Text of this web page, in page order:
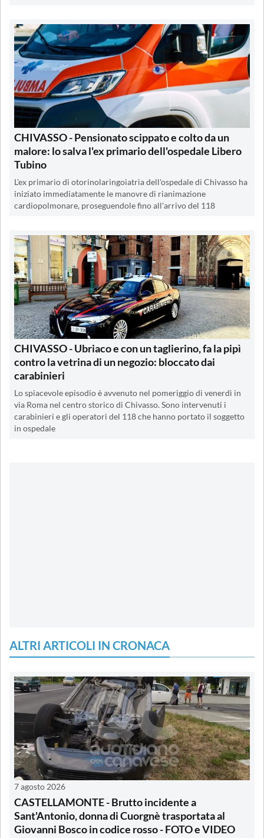
CHIVASSO - Pensionato scippato e colto da un
malore: lo salva l'ex primario dell'ospedale Libero
Tubino
L'ex primario di otorinolaringoiatria dell'ospedale di Chivasso ha
iniziato immediatamente le manovre di rianimazione
cardiopolmonare, proseguendole fino all'arrivo del 118
CHIVASSO - Ubriaco e con un taglierino, fa la pipì
contro la vetrina di un negozio: bloccato dai
carabinieri
Lo spiacevole episodio è avvenuto nel pomeriggio di venerdì in
via Roma nel centro storico di Chivasso. Sono intervenuti i
carabinieri e gli operatori del 118 che hanno portato il soggetto
in ospedale
ALTRI ARTICOLI IN CRONACA
7 agosto 2026
CASTELLAMONTE - Brutto incidente a
Sant'Antonio, donna di Cuorgnè trasportata al
Giovanni Bosco in codice rosso - FOTO e VIDEO